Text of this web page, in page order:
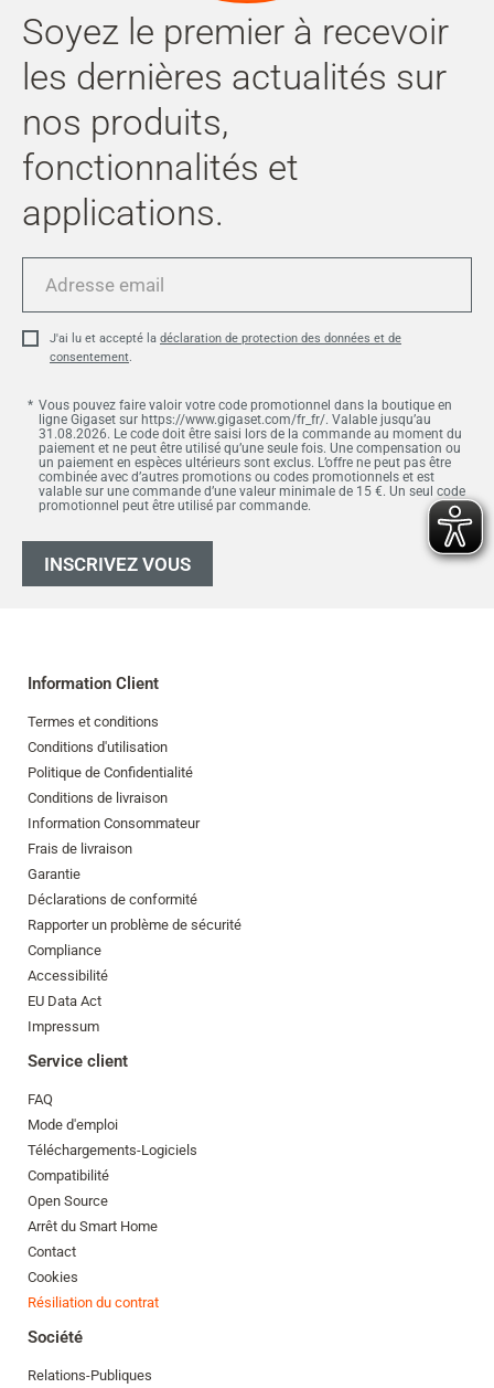
Soyez le premier à recevoir
les dernières actualités sur
nos produits,
fonctionnalités et
applications.
email
J'ai lu et accepté la déclaration de protection des données et de
consentement.
Vous pouvez faire valoir votre code promotionnel dans la boutique en
ligne Gigaset sur https://www.gigaset.com/fr_fr/. Valable jusqu’au
31.08.2026. Le code doit être saisi lors de la commande au moment du
paiement et ne peut être utilisé qu’une seule fois. Une compensation ou
un paiement en espèces ultérieurs sont exclus. L’offre ne peut pas être
combinée avec d’autres promotions ou codes promotionnels et est
valable sur une commande d’une valeur minimale de 15 €. Un seul code
promotionnel peut être utilisé par commande.
INSCRIVEZ VOUS
Information Client
Termes et conditions
Conditions d'utilisation
Politique de Confidentialité
Conditions de livraison
Information Consommateur
Frais de livraison
Garantie
Déclarations de conformité
Rapporter un problème de sécurité
Compliance
Accessibilité
EU Data Act
Impressum
Service client
FAQ
Mode d'emploi
Téléchargements-Logiciels
Compatibilité
Open Source
Arrêt du Smart Home
Contact
Cookies
Résiliation du contrat
Société
Relations-Publiques